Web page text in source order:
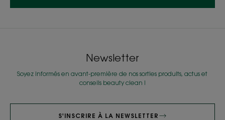
Newsletter
Soyez informés en avant-première de nos sorties produits, actus et
conseils beauty clean !
S'INSCRIRE À LA NEWSLETTER